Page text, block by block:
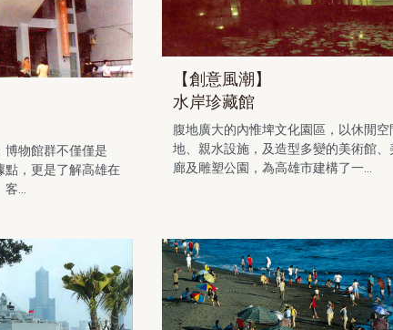
博物館群不僅僅是
點，更是了解高雄在
...
【創意風潮】
水岸珍藏館
腹地廣大的內惟埤文化園區，以休閒
地、親水設施，及造型多變的美術館、
廊及雕塑公園，為高雄市建構了一...